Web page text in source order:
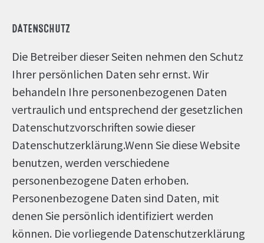
DATENSCHUTZ
Die Betreiber dieser Seiten nehmen den Schutz
Ihrer persönlichen Daten sehr ernst. Wir
behandeln Ihre personenbezogenen Daten
vertraulich und entsprechend der gesetzlichen
Datenschutzvorschriften sowie dieser
Datenschutzerklärung.Wenn Sie diese Website
benutzen, werden verschiedene
personenbezogene Daten erhoben.
Personenbezogene Daten sind Daten, mit
denen Sie persönlich identifiziert werden
können. Die vorliegende Datenschutzerklärung